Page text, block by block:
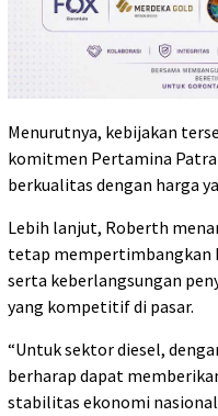
Menurutnya, kebijakan
komitmen Pertamina
berkualitas dengan harga
Lebih lanjut, Roberth
tetap mempertimbangkan
serta keberlangsungan
yang kompetitif di pasar.
“Untuk sektor diesel,
berharap dapat
stabilitas ekonomi